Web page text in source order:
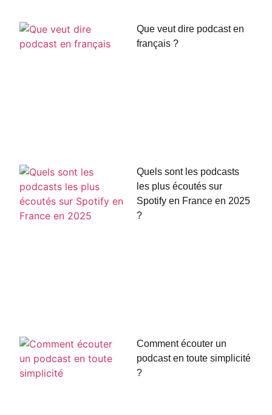
Que veut dire podcast en
français ?
Quels sont les podcasts
les plus écoutés sur
Spotify en France en 2025
?
Comment écouter un
podcast en toute simplicité
?